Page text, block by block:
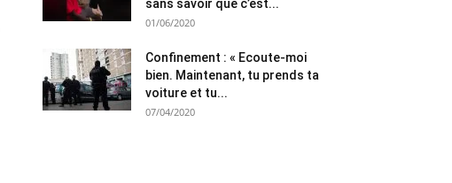
sans savoir que c’est...
01/06/2020
Confinement : « Ecoute-moi
bien. Maintenant, tu prends ta
voiture et tu...
07/04/2020